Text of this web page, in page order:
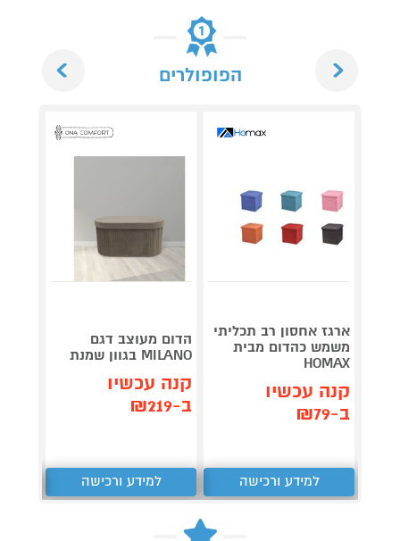
הפופולרים
ארגז אחסון רב תכליתי
משמש כהדום מבית
HOMAX
קנה עכשיו
ב-₪79
למידע ורכישה
הדום מעוצב דגם
MILANO בגוון שמנת
קנה עכשיו
ב-₪219
למידע ורכישה